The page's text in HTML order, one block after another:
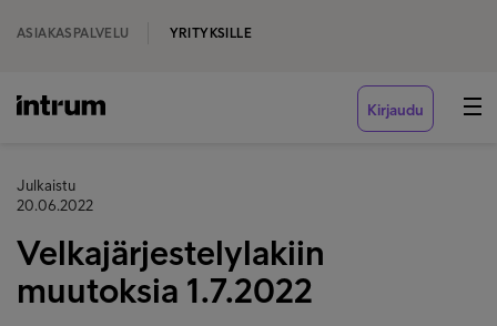
ASIAKASPALVELU YRITYKSILLE
Kirjaudu
Julkaistu
20.06.2022
Velkajärjestelylakiin
muutoksia 1.7.2022